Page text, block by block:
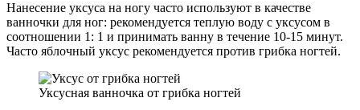
Нанесение уксуса на ногу часто используют в качестве
ванночки для ног: рекомендуется теплую воду с уксусом в
соотношении 1: 1 и принимать ванну в течение 10-15 минут.
Часто яблочный уксус рекомендуется против грибка ногтей.
Уксусная ванночка от грибка ногтей